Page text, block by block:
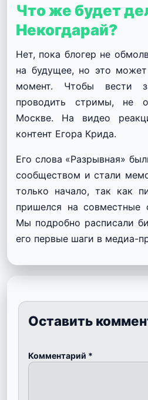
Что же будет
Некогдарай?
Нет, пока блогер не
на будущее, но это
момент.
Чтобы вести
проводить стримы, не
Москве.
На видео
контент Егора Крида.
Его слова «Разрывная»
сообществом и стали
только начало, так как
пришелся на
Мы подробно расписали
его первые шаги в медиа-
Оставить
Комментарий *